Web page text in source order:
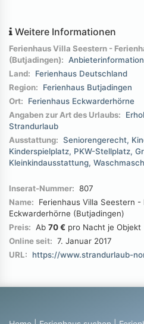
Weitere Informationen
Ferienhaus Villa Seestern -
(Butjadingen):
Land:
Ferienhaus Deutschland
Region:
Ferienhaus Butjadingen
Ort:
Ferienhaus Eckwarderhörne
Angaben zur Art des Urlaubs:
Strandurlaub
Ausstattung: Seniorengerecht
Kinderspielplatz PKW-Stellplatz
Kleinkindausstattung
Inserat-Nummer: 807
Name:
Ferienhaus Villa Seestern -
Eckwarderhörne (Butjadingen)
Preis: Ab 70 € pro Nacht je Objekt
Online seit: 7. Januar 2017
URL:
https://www.strandurlaub-